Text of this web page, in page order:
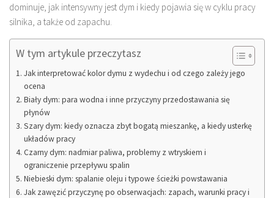
dominuje, jak intensywny jest dym i kiedy pojawia się w cyklu pracy
silnika, a także od zapachu.
W tym artykule przeczytasz
Jak interpretować kolor dymu z wydechu i od czego zależy jego
ocena
Biały dym: para wodna i inne przyczyny przedostawania się
płynów
Szary dym: kiedy oznacza zbyt bogatą mieszankę, a kiedy usterkę
układów pracy
Czarny dym: nadmiar paliwa, problemy z wtryskiem i
ograniczenie przepływu spalin
Niebieski dym: spalanie oleju i typowe ścieżki powstawania
Jak zawęzić przyczynę po obserwacjach: zapach, warunki pracy i